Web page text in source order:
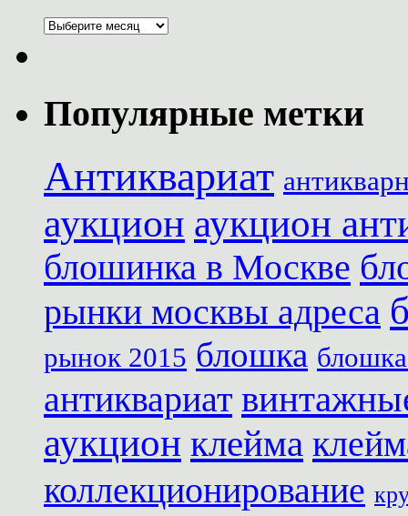
Популярные метки
Антиквариат
аукцион аукцион
блошинка в Москве
рынки москвы адреса
рынок 2015 блошка
антиквариат
аукцион клейма
коллекционирование